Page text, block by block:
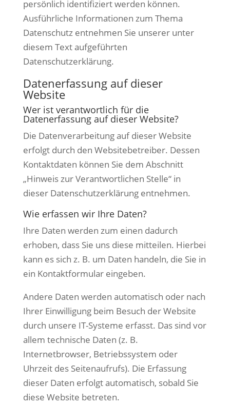
persönlich identifiziert werden können.
Ausführliche Informationen zum Thema
Datenschutz entnehmen Sie unserer unter
diesem Text aufgeführten
Datenschutzerklärung.
Datenerfassung auf dieser
Website
Wer ist verantwortlich für die
Datenerfassung auf dieser Website?
Die Datenverarbeitung auf dieser Website
erfolgt durch den Websitebetreiber. Dessen
Kontaktdaten können Sie dem Abschnitt
„Hinweis zur Verantwortlichen Stelle“ in
dieser Datenschutzerklärung entnehmen.
Wie erfassen wir Ihre Daten?
Ihre Daten werden zum einen dadurch
erhoben, dass Sie uns diese mitteilen. Hierbei
kann es sich z. B. um Daten handeln, die Sie in
ein Kontaktformular eingeben.
Andere Daten werden automatisch oder nach
Ihrer Einwilligung beim Besuch der Website
durch unsere IT-Systeme erfasst. Das sind vor
allem technische Daten (z. B.
Internetbrowser, Betriebssystem oder
Uhrzeit des Seitenaufrufs). Die Erfassung
dieser Daten erfolgt automatisch, sobald Sie
diese Website betreten.